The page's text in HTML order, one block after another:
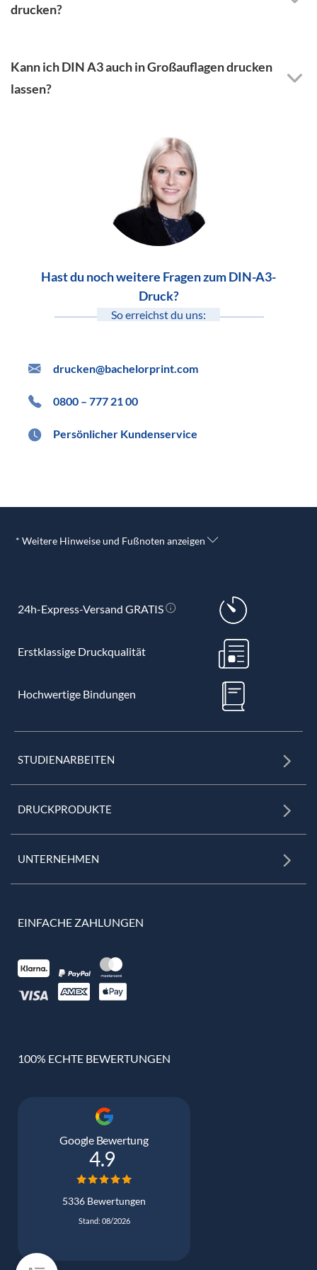
drucken?
Kann ich DIN A3 auch in Großauflagen drucken
lassen?
Hast du noch weitere Fragen zum DIN-A3-
Druck?
So erreichst du uns:
drucken@bachelorprint.com
0800 – 777 21 00
Persönlicher Kundenservice
* Weitere Hinweise und Fußnoten anzeigen
24h-Express-Versand GRATIS
Erstklassige Druckqualität
Hochwertige Bindungen
STUDIENARBEITEN
DRUCKPRODUKTE
UNTERNEHMEN
EINFACHE ZAHLUNGEN
100% ECHTE BEWERTUNGEN
Google Bewertung
4.9
5336 Bewertungen
Stand: 08/2026